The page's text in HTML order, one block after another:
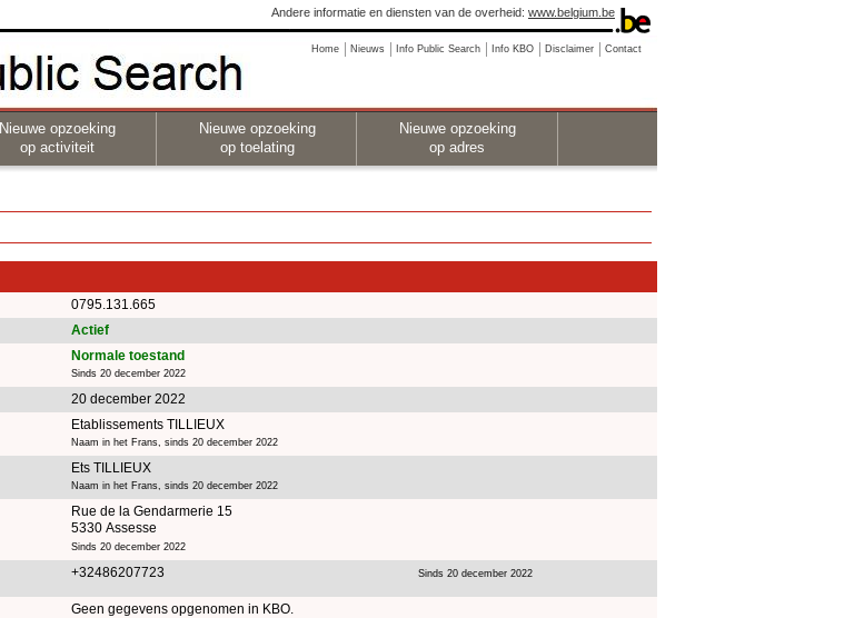
Andere informatie en diensten van de overheid: www.belgium.be
Home Nieuws Info Public Search Info KBO Disclaimer Contact
Nieuwe opzoeking
op activiteit
Nieuwe opzoeking
op toelating
Nieuwe opzoeking
op adres
0795.131.665
Actief
Normale toestand
Sinds 20 december 2022
20 december 2022
Etablissements TILLIEUX
Naam in het Frans, sinds 20 december 2022
Ets TILLIEUX
Naam in het Frans, sinds 20 december 2022
Rue de la Gendarmerie 15
5330 Assesse
Sinds 20 december 2022
+32486207723 Sinds 20 december 2022
Geen gegevens opgenomen in KBO.